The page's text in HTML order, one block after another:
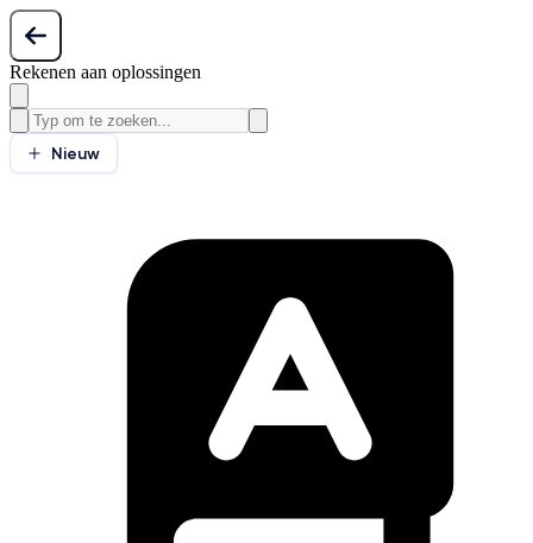
Rekenen aan oplossingen
Nieuw